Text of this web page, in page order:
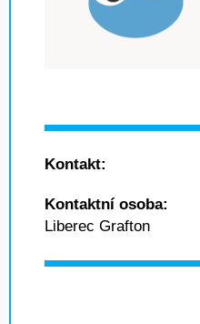
Kontakt:
Kontaktní osoba:
Liberec Grafton